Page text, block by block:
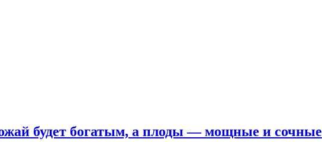
будет богатым, а плоды — мощные и сочные